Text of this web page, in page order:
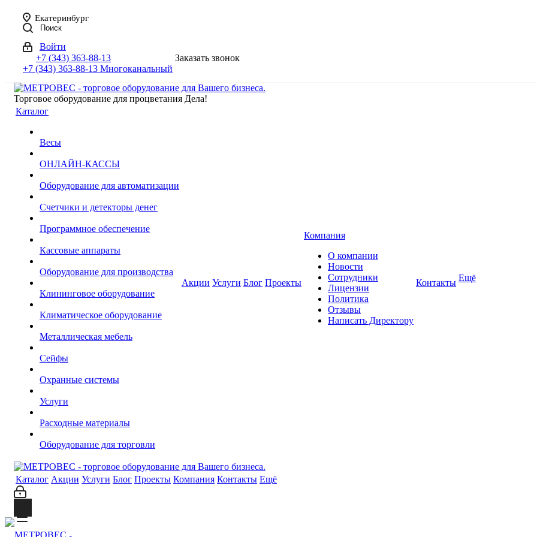
Екатеринбург
Поиск
Войти
+7 (343) 363-88-13
+7 (343) 363-88-13 Многоканальный
Заказать звонок
Торговое оборудование для процветания Дела!
Каталог
Весы
ОНЛАЙН-КАССЫ
Оборудование для автоматизации
Счетчики и детекторы денег
Программное обеспечение
Кассовые аппараты
Оборудование для производства
Клининговое оборудование
Климатическое оборудование
Металлическая мебель
Сейфы
Охранные системы
Услуги
Расходные материалы
Оборудование для торговли
Акции Услуги Блог Проекты
Компания
О компании
Новости
Сотрудники
Лицензии
Политика
Отзывы
Написать Директору
Контакты Ещё
Каталог Акции Услуги Блог Проекты Компания Контакты Ещё